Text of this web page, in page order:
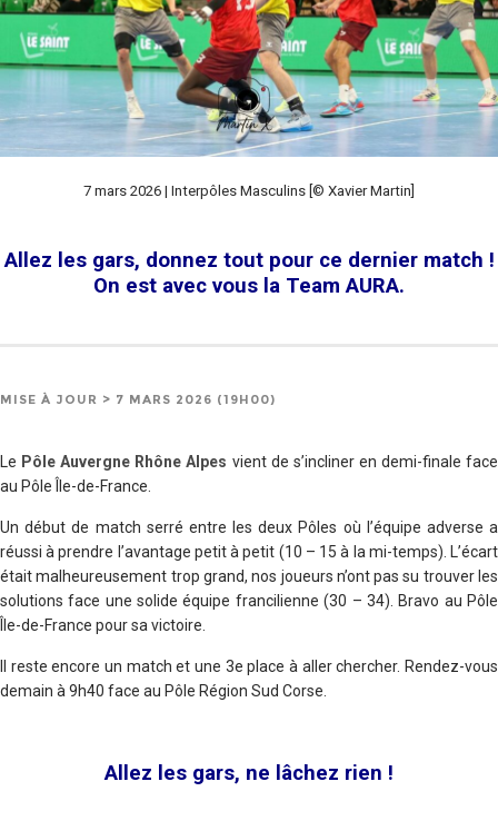
7 mars 2026 | Interpôles Masculins [© Xavier Martin]
Allez les gars, donnez tout pour ce dernier match !
On est avec vous la Team AURA.
MISE À JOUR > 7 MARS 2026 (19H00)
Le Pôle Auvergne Rhône Alpes vient de s’incliner en demi-finale face
au Pôle Île-de-France.
Un début de match serré entre les deux Pôles où l’équipe adverse a
réussi à prendre l’avantage petit à petit (10 – 15 à la mi-temps). L’écart
était malheureusement trop grand, nos joueurs n’ont pas su trouver les
solutions face une solide équipe francilienne (30 – 34). Bravo au Pôle
Île-de-France pour sa victoire.
Il reste encore un match et une 3e place à aller chercher. Rendez-vous
demain à 9h40 face au Pôle Région Sud Corse.
Allez les gars, ne lâchez rien !